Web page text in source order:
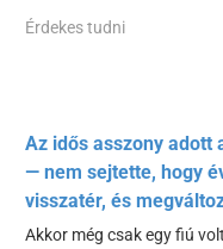
Érdekes tudni
Az idős asszony adott
— nem sejtette, hogy
visszatér, és
Akkor még csak egy fiú